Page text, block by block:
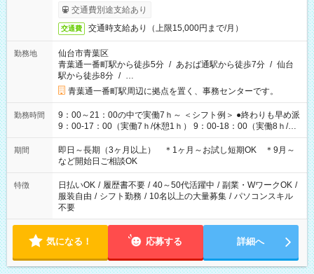
交通費別途支給あり
交通費 交通時支給あり（上限15,000円まで/月）
勤務地
仙台市青葉区
青葉通一番町駅から徒歩5分 / あおば通駅から徒歩7分 / 仙台
駅から徒歩8分 / …
青葉通一番町駅周辺に拠点を置く、事務センターです。
勤務時間
9：00～21：00の中で実働7ｈ～ ＜シフト例＞ ●終わりも早め派
9：00-17：00（実働7ｈ/休憩1ｈ） 9：00-18：00（実働8ｈ/休
憩1ｈ） 10：00-19：00（実働8ｈ/休憩1ｈ） ●朝ゆっくり派
11：00-20：00（実働8ｈ/休憩1ｈ） 12：00-20：00（実働7ｈ/
休憩1ｈ） 12：00-21：00（実働8ｈ/休憩1ｈ） 13：00-22：
00（実働8ｈ/休憩1ｈ） ＊時間帯固定OK
期間
即日～長期（3ヶ月以上） ＊1ヶ月～お試し短期OK ＊9月～
など開始日ご相談OK
特徴 日払いOK / 履歴書不要 / 40～50代活躍中 / 副業・WワークOK /
服装自由 / シフト勤務 / 10名以上の大量募集 / パソコンスキル
不要
気になる！ 応募する 詳細へ